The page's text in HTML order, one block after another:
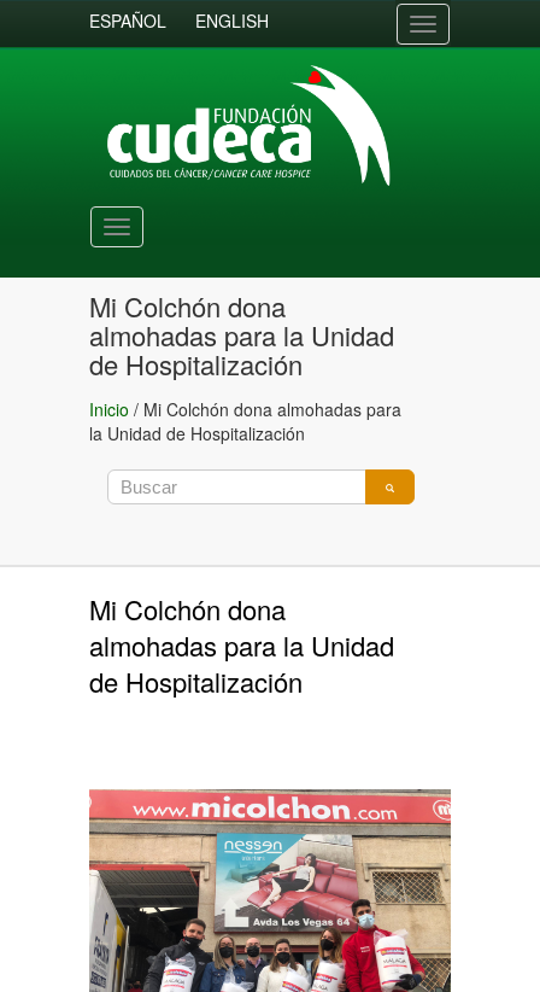
ESPAÑOL ENGLISH
Toggle
navigation
Toggle
navigation
Mi Colchón dona
almohadas para la Unidad
de Hospitalización
Inicio / Mi Colchón dona almohadas para
la Unidad de Hospitalización
Mi Colchón dona
almohadas para la Unidad
de Hospitalización